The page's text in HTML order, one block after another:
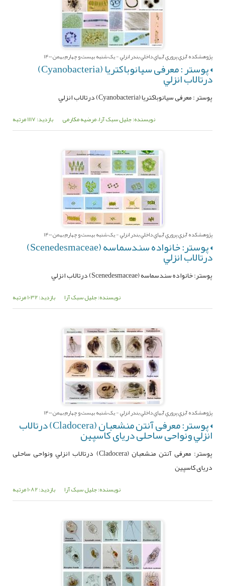
پژوهشکده آبزي پروري آبهاي داخلي بندر انزلي - یک شنبه بیست و چهارم بهمن 1400
پوستر : معرفی سیانوباکتریا (Cyanobacteria) درتالاب ‌انزلي‌
پوستر : معرفی سیانوباکتریا (Cyanobacteria) درتالاب ‌انزلي‌
نویسنده: جلیل سبک آرا، مرضیه مکارمی بازدید: 1117 مرتبه
پژوهشکده آبزي پروري آبهاي داخلي بندر انزلي - یک شنبه بیست و چهارم بهمن 1400
پوستر: خانواده سندسماسه (Scenedesmaceae) درتالاب ‌انزلي‌
پوستر: خانواده سندسماسه (Scenedesmaceae) درتالاب ‌انزلي‌
نویسنده: جلیل سبک آرا بازدید: 1032 مرتبه
پژوهشکده آبزي پروري آبهاي داخلي بندر انزلي - یک شنبه بیست و چهارم بهمن 1400
پوستر: معرفی آنتن منشعبان (Cladocera) درتالاب ‌انزلي ونواحی ساحلی دریای کاسپین
پوستر: معرفی آنتن منشعبان (Cladocera) درتالاب ‌انزلي ونواحی ساحلی
دریای کاسپین
نویسنده: جلیل سبک آرا بازدید: 1082 مرتبه